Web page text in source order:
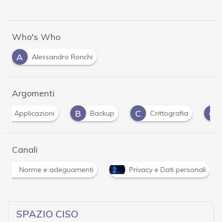
Who's Who
A
Alessandro Ronchi
Argomenti
B
Backup C Crittografia C Cyber security
Canali
Norme e adeguamenti Privacy e Dati personali
SPAZIO CISO